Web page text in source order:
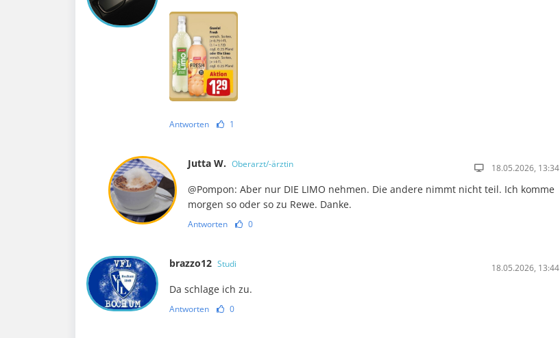
Antworten 1
Jutta W. Oberarzt/-ärztin 18.05.2026, 13:34
@Pompon: Aber nur DIE LIMO nehmen. Die andere nimmt nicht teil. Ich komme
morgen so oder so zu Rewe. Danke.
Antworten 0
brazzo12 Studi 18.05.2026, 13:44
Da schlage ich zu.
Antworten 0